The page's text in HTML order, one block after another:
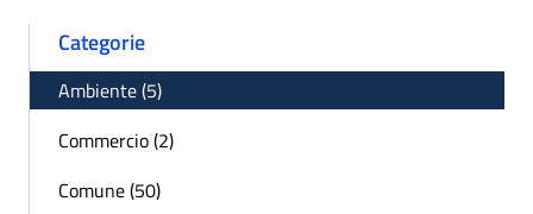
Categorie
Ambiente (5)
Commercio (2)
Comune (50)